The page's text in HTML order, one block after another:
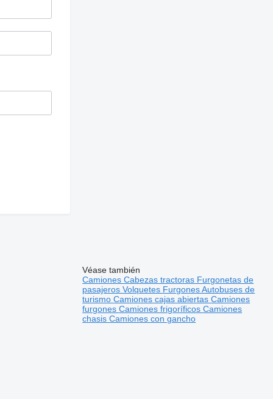
Véase también
CamionesCabezas tractoras Furgonetas de
pasajerosVolquetes FurgonesAutobuses de
turismoCamiones cajas abiertasCamiones
furgonesCamiones frigoríficosCamiones
chasisCamiones con gancho